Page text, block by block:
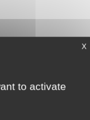
X
to activate